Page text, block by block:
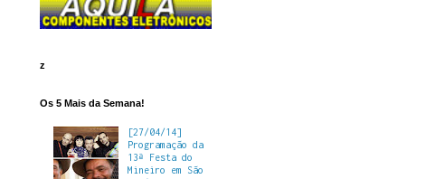
z
Os 5 Mais da Semana!
[27/04/14]
Programação da
13ª Festa do
Mineiro em São